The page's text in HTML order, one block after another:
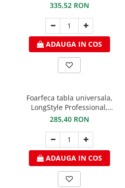
335,52 RON
ADAUGA IN COS
Foarfeca tabla universala,
LongStyle Professional,
decupare inainte sau la
1,2mm titan zinc si 0,8mm
otel prevopsit, Freund
285,40 RON
ADAUGA IN COS